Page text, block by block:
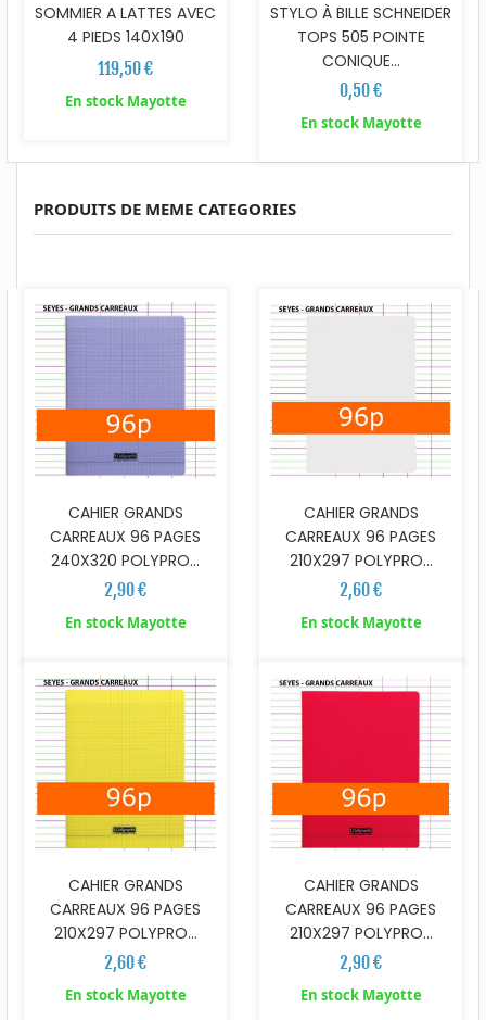
SOMMIER A LATTES AVEC
4 PIEDS 140X190
119,50 €
En stock Mayotte
STYLO À BILLE SCHNEIDER
TOPS 505 POINTE
CONIQUE...
0,50 €
En stock Mayotte
PRODUITS DE MEME CATEGORIES
CAHIER GRANDS
CARREAUX 96 PAGES
240X320 POLYPRO...
2,90 €
En stock Mayotte
CAHIER GRANDS
CARREAUX 96 PAGES
210X297 POLYPRO...
2,60 €
En stock Mayotte
CAHIER GRANDS
CARREAUX 96 PAGES
210X297 POLYPRO...
2,60 €
En stock Mayotte
CAHIER GRANDS
CARREAUX 96 PAGES
210X297 POLYPRO...
2,90 €
En stock Mayotte